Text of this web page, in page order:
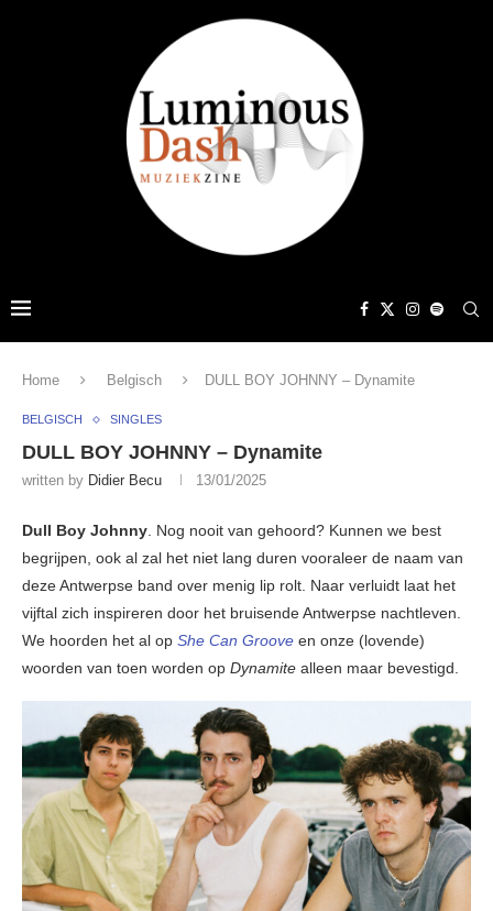
Home Belgisch DULL BOY JOHNNY – Dynamite
BELGISCH SINGLES
DULL BOY JOHNNY – Dynamite
written by Didier Becu 13/01/2025
Dull Boy Johnny. Nog nooit van gehoord? Kunnen we best
begrijpen, ook al zal het niet lang duren vooraleer de naam van
deze Antwerpse band over menig lip rolt. Naar verluidt laat het
vijftal zich inspireren door het bruisende Antwerpse nachtleven.
We hoorden het al op She Can Groove en onze (lovende)
woorden van toen worden op Dynamite alleen maar bevestigd.